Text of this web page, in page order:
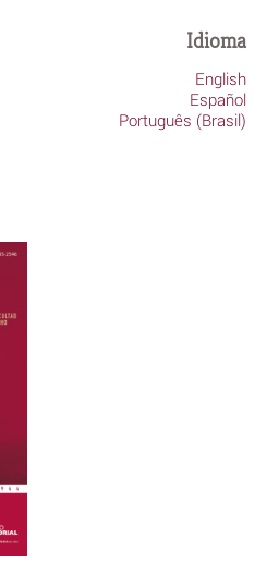
Idioma
English
Español
Português (Brasil)